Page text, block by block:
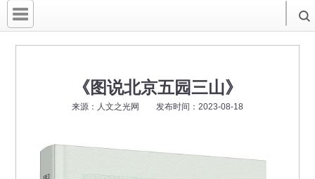
首 页
《图说北京五园三山》
来源：人文之光网 发布时间：2023-08-18